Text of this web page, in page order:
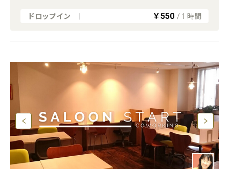
ドロップイン ￥550 / 1 時間